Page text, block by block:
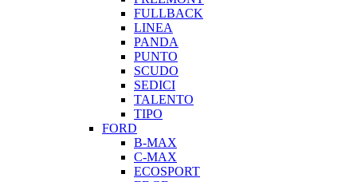
FULLBACK
LINEA
PANDA
PUNTO
SCUDO
SEDICI
TALENTO
TIPO
FORD
B-MAX
C-MAX
ECOSPORT